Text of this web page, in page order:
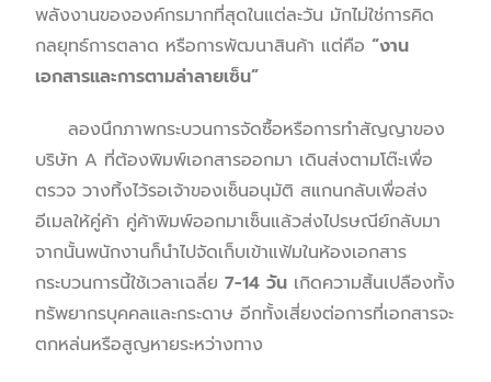
พลังงานขององค์กรมากที่สุดในแต่ละวัน มักไม่ใช่การคิด
กลยุทธ์การตลาด หรือการพัฒนาสินค้า แต่คือ“งาน
เอกสารและการตามล่าลายเซ็น”
ลองนึกภาพกระบวนการจัดซื้อหรือการทำสัญญาของ
บริษัท A ที่ต้องพิมพ์เอกสารออกมา เดินส่งตามโต๊ะเพื่อ
ตรวจ วางทิ้งไว้รอเจ้าของเซ็นอนุมัติ สแกนกลับเพื่อส่ง
อีเมลให้คู่ค้า คู่ค้าพิมพ์ออกมาเซ็นแล้วส่งไปรษณีย์กลับมา
จากนั้นพนักงานก็นำไปจัดเก็บเข้าแฟ้มในห้องเอกสาร
กระบวนการนี้ใช้เวลาเฉลี่ย7-14 วัน เกิดความสิ้นเปลืองทั้ง
ทรัพยากรบุคคลและกระดาษ อีกทั้งเสี่ยงต่อการที่เอกสารจะ
ตกหล่นหรือสูญหายระหว่างทาง